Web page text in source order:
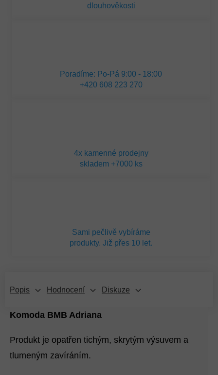
dlouhověkosti
Poradíme: Po-Pá 9:00 - 18:00
+420 608 223 270
4x kamenné prodejny
skladem +7000 ks
Sami pečlivě vybíráme
produkty. Již přes 10 let.
Popis Hodnocení Diskuze
Komoda BMB Adriana
Produkt je opatřen tichým, skrytým výsuvem a
tlumeným zavíráním.